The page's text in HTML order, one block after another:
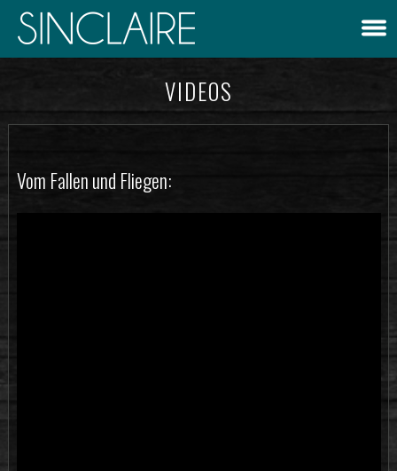
VIDEOS
Vom Fallen und Fliegen: